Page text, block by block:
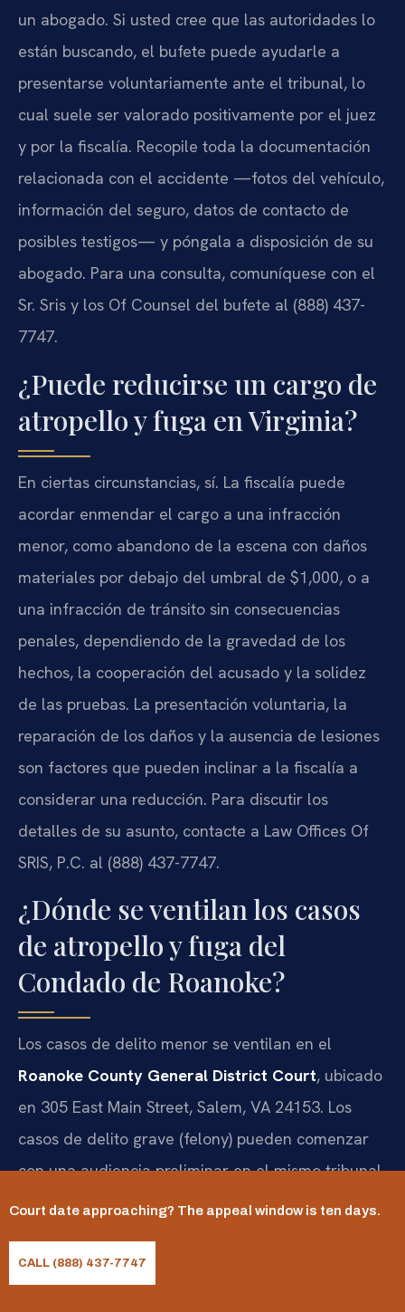
un abogado. Si usted cree que las autoridades lo
están buscando, el bufete puede ayudarle a
presentarse voluntariamente ante el tribunal, lo
cual suele ser valorado positivamente por el juez
y por la fiscalía. Recopile toda la documentación
relacionada con el accidente —fotos del vehículo,
información del seguro, datos de contacto de
posibles testigos— y póngala a disposición de su
abogado. Para una consulta, comuníquese con el
Sr. Sris y los Of Counsel del bufete al (888) 437-
7747.
¿Puede reducirse un cargo de
atropello y fuga en Virginia?
En ciertas circunstancias, sí. La fiscalía puede
acordar enmendar el cargo a una infracción
menor, como abandono de la escena con daños
materiales por debajo del umbral de $1,000, o a
una infracción de tránsito sin consecuencias
penales, dependiendo de la gravedad de los
hechos, la cooperación del acusado y la solidez
de las pruebas. La presentación voluntaria, la
reparación de los daños y la ausencia de lesiones
son factores que pueden inclinar a la fiscalía a
considerar una reducción. Para discutir los
detalles de su asunto, contacte a Law Offices Of
SRIS, P.C. al (888) 437-7747.
¿Dónde se ventilan los casos
de atropello y fuga del
Condado de Roanoke?
Los casos de delito menor se ventilan en el
Roanoke County General District Court, ubicado
en 305 East Main Street, Salem, VA 24153. Los
casos de delito grave (felony) pueden comenzar
con una audiencia preliminar en el mismo tribunal
de distrito, pero la acusación formal y el juicio se
también en Salem. Ambos tribunales forman parte
Court date approaching? The appeal window is ten days.
CALL (888) 437-7747